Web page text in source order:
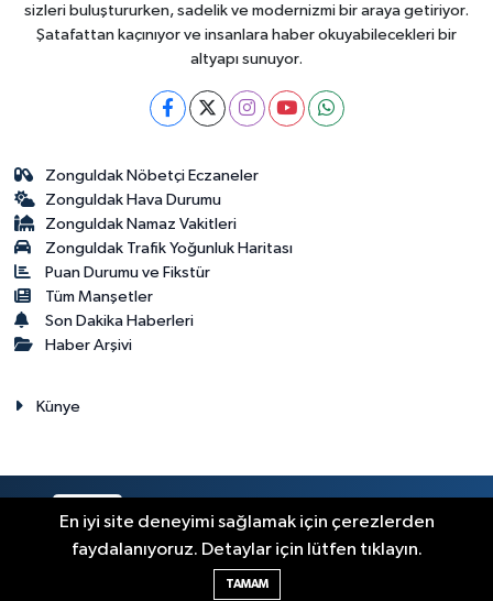
sizleri buluştururken, sadelik ve modernizmi bir araya getiriyor.
Şatafattan kaçınıyor ve insanlara haber okuyabilecekleri bir
altyapı sunuyor.
Zonguldak Nöbetçi Eczaneler
Zonguldak Hava Durumu
Zonguldak Namaz Vakitleri
Zonguldak Trafik Yoğunluk Haritası
Puan Durumu ve Fikstür
Tüm Manşetler
Son Dakika Haberleri
Haber Arşivi
Künye
RSS Copyright © 2023. Her hakkı saklıdır.
Haber Yazılımı:
En iyi site deneyimi sağlamak için çerezlerden
faydalanıyoruz. Detaylar için lütfen tıklayın.
TAMAM